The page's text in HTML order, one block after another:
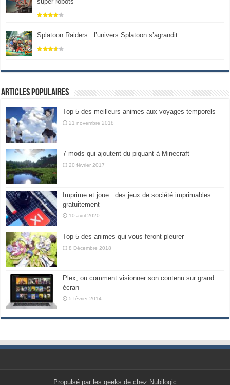
Splatoon Raiders : l’univers Splatoon s’agrandit
Articles populaires
Top 5 des meilleurs animes aux voyages temporels
21 novembre 2018
7 mods qui ajoutent du piquant à Minecraft
20 février 2017
Imprime et joue : des jeux de société imprimables
gratuitement
10 avril 2020
Top 5 des animes qui vous feront pleurer
8 Décembre 2018
Plex, ou comment visionner son contenu sur grand
écran
5 février 2014
Propulsé par les geeks de chez Nubilogic